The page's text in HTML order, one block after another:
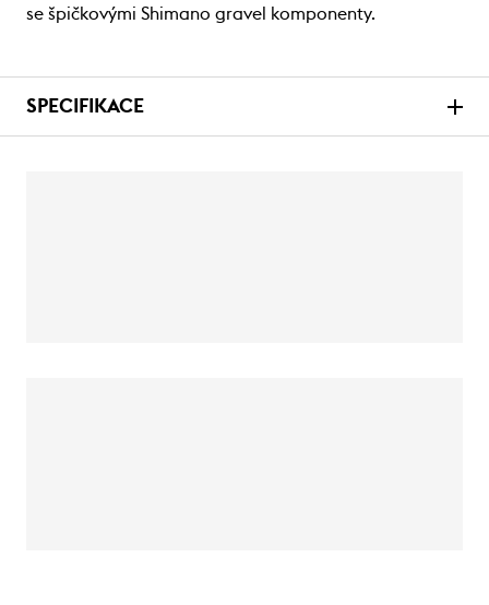
se špičkovými Shimano gravel komponenty.
SPECIFIKACE